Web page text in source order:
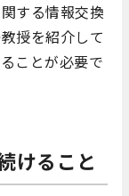
する情報交換
授を紹介して
ことが必要で
けること